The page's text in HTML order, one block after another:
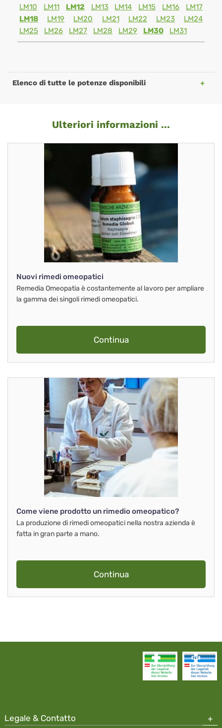
LM10
LM11 LM12 LM13 LM14 LM15 LM16
LM17
LM18
LM19 LM20 LM21 LM22 LM23
LM24
LM25
LM26 LM27 LM28 LM29 LM30 LM31
Elenco di tutte le potenze disponibili
Ulteriori informazioni ...
Nuovi rimedi omeopatici
Remedia Omeopatia è costantemente al lavoro per ampliare
la gamma dei singoli rimedi omeopatici.
Continua
Come viene prodotto un rimedio omeopatico?
La produzione di rimedi omeopatici nella nostra azienda è
fatta in gran parte a mano.
Continua
Legale & Contatto